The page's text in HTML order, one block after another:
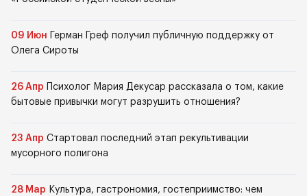
09 Июн
Герман Греф получил публичную поддержку от
Олега Сироты
26 Апр
Психолог Мария Декусар рассказала о том, какие
бытовые привычки могут разрушить отношения?
23 Апр Стартовал последний этап рекультивации
мусорного полигона
28 Мар Культура, гастрономия, гостеприимство: чем